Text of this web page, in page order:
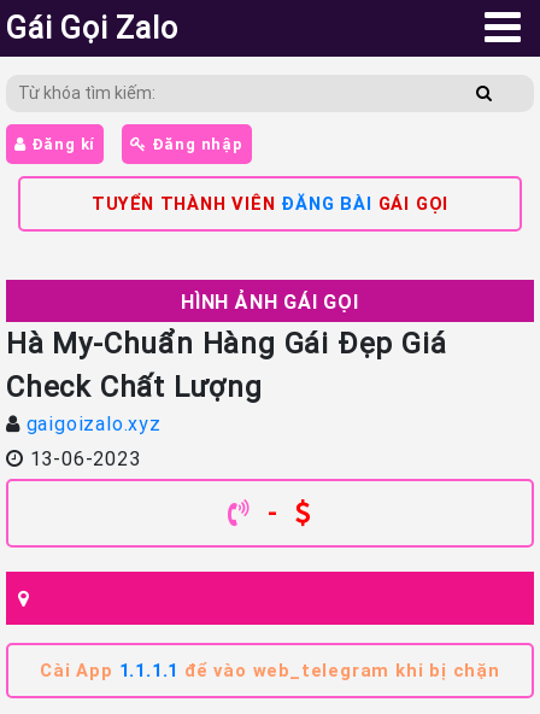
Gái Gọi Zalo
Đăng kí Đăng nhập
TUYỂN THÀNH VIÊN ĐĂNG BÀI GÁI GỌI
HÌNH ẢNH GÁI GỌI
Hà My-Chuẩn Hàng Gái Đẹp Giá
Check Chất Lượng
gaigoizalo.xyz
13-06-2023
-
Cài App 1.1.1.1 để vào web_telegram khi bị chặn